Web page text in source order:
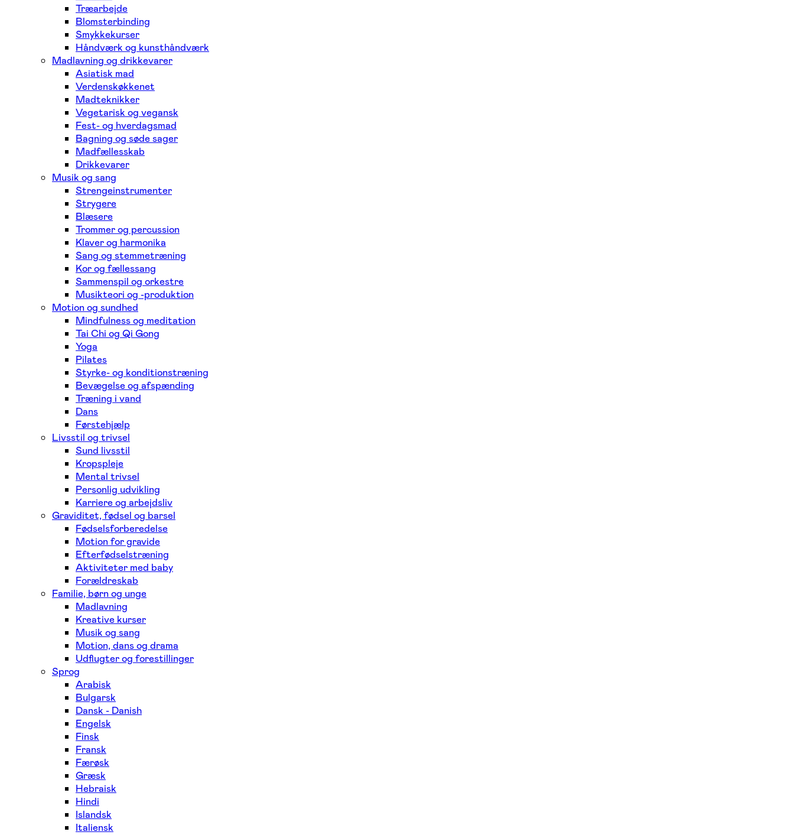
Træarbejde
Blomsterbinding
Smykkekurser
Håndværk og kunsthåndværk
Madlavning og drikkevarer
Asiatisk mad
Verdenskøkkenet
Madteknikker
Vegetarisk og vegansk
Fest- og hverdagsmad
Bagning og søde sager
Madfællesskab
Drikkevarer
Musik og sang
Strengeinstrumenter
Strygere
Blæsere
Trommer og percussion
Klaver og harmonika
Sang og stemmetræning
Kor og fællessang
Sammenspil og orkestre
Musikteori og -produktion
Motion og sundhed
Mindfulness og meditation
Tai Chi og Qi Gong
Yoga
Pilates
Styrke- og konditionstræning
Bevægelse og afspænding
Træning i vand
Dans
Førstehjælp
Livsstil og trivsel
Sund livsstil
Kropspleje
Mental trivsel
Personlig udvikling
Karriere og arbejdsliv
Graviditet, fødsel og barsel
Fødselsforberedelse
Motion for gravide
Efterfødselstræning
Aktiviteter med baby
Forældreskab
Familie, børn og unge
Madlavning
Kreative kurser
Musik og sang
Motion, dans og drama
Udflugter og forestillinger
Sprog
Arabisk
Bulgarsk
Dansk - Danish
Engelsk
Finsk
Fransk
Færøsk
Græsk
Hebraisk
Hindi
Islandsk
Italiensk